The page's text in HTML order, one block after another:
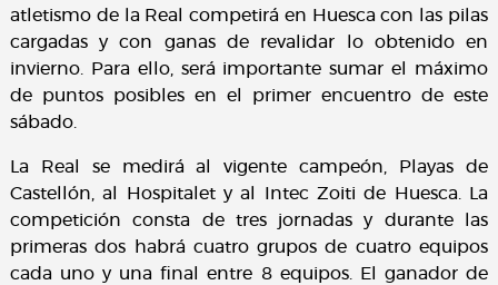
atletismo de la Real competirá en Huesca con las pilas
cargadas y con ganas de revalidar lo obtenido en
invierno. Para ello, será importante sumar el máximo
de puntos posibles en el primer encuentro de este
sábado.
La Real se medirá al vigente campeón, Playas de
Castellón, al Hospitalet y al Intec Zoiti de Huesca. La
competición consta de tres jornadas y durante las
primeras dos habrá cuatro grupos de cuatro equipos
cada uno y una final entre 8 equipos. El ganador de